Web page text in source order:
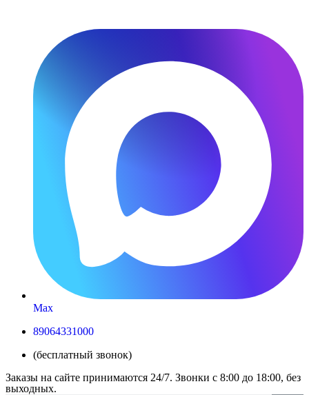
содержимому
Max
89064331000
(бесплатный звонок)
Заказы на сайте принимаются 24/7. Звонки c 8:00 до 18:00, без
выходных.